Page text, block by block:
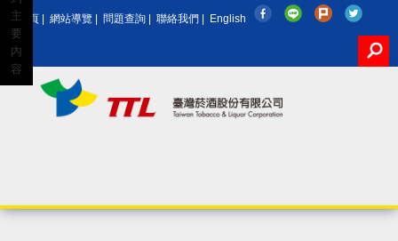
主
要
內
容
回首頁 | 網站導覽 | 問題查詢 | 聯絡我們 | English